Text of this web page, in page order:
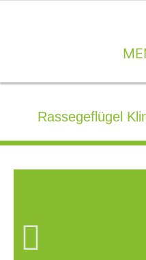
Rassegeflügel